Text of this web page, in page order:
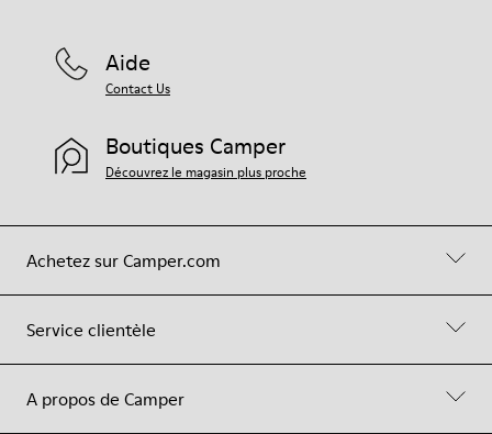
Achetez sur Camper.com
Service clientèle
A propos de Camper
Aide
Contact Us
Boutiques Camper
Découvrez le magasin plus proche